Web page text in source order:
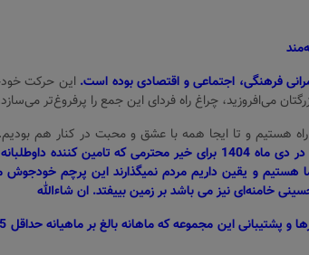
فرهنگی، اجتماعی و اقتصادی بوده است. این حرکت
می‌افروزید، چراغ راه فردای این جمع را پرفروغ‌تر
هستیم و تا ایجا همه با عشق و محبت در کنار هم
اما با توجه به مشکل پیش آمده در دی ماه 1404 برای خیر محترمی که
هستیم و یقین داریم مردم نمیگذارند این پرچم خودجوش
خامنه‌ای نیز می باشد بر زمین بییفتد. ان شاءالله